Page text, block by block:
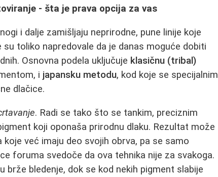
- šta je prava opcija za vas
i dalje zamišljaju neprirodne, pune linije koje
toliko napredovale da je danas moguće dobiti
Osnovna podela uključuje klasičnu (tribal)
i japansku metodu, kod koje se specijalnim
dlačice.
. Radi se tako što se tankim, preciznim
koji oponaša prirodnu dlaku. Rezultat može
već imaju deo svojih obrva, pa se samo
foruma svedoče da ova tehnika nije za svakoga.
bledenje, dok se kod nekih pigment slabije